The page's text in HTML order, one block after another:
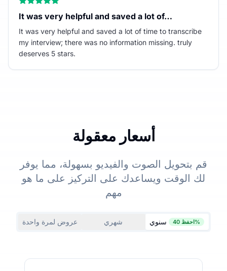
It was very helpful and saved a lot of…
It was very helpful and saved a lot of time to transcribe
my interview; there was no information missing. truly
deserves 5 stars.
أسعار معقولة
قم بتحويل الصوت والفيديو بسهولة، مما يوفر
لك الوقت ويساعدك على التركيز على ما هو
مهم
عروض لمرة واحدة شهري سنوي احفظ 40%